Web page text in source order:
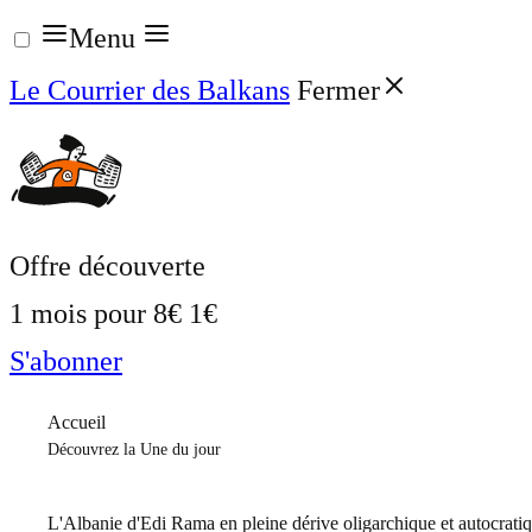
Aller
au
contenu
Menu
Le Courrier des Balkans Fermer
Offre découverte
1 mois pour 8€ 1€
S'abonner
Accueil
Découvrez la Une du jour
L'Albanie d'Edi Rama en pleine dérive oligarchique et